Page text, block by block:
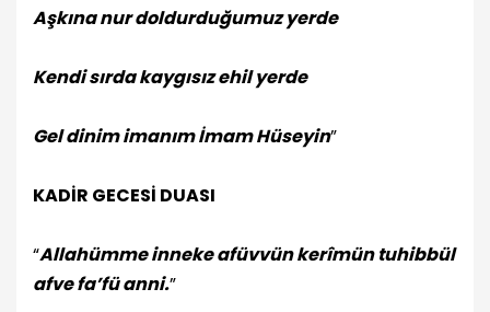
Aşkına nur doldurduğumuz yerde
Kendi sırda kaygısız ehil yerde
Gel dinim imanım İmam Hüseyin”
KADİR GECESİ DUASI
“Allahümme inneke afüvvün kerîmün tuhibbül
afve fa’fü anni.”